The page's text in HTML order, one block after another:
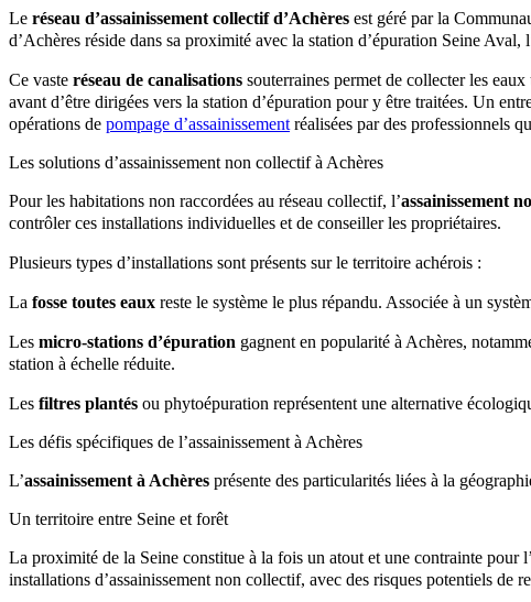
Le réseau d’assainissement collectif d’Achères est géré par la
d’Achères réside dans sa proximité avec la station d’épuration Seine
Ce vaste réseau de canalisations souterraines permet de collecter les
avant d’être dirigées vers la station d’épuration pour y être traitées. Un
opérations de pompage d’assainissement réalisées par des professionnels
Les solutions d’assainissement non collectif à Achères
Pour les habitations non raccordées au réseau collectif, l’assainissement
contrôler ces installations individuelles et de conseiller les propriétaires.
Plusieurs types d’installations sont présents sur le territoire achérois :
La fosse toutes eaux reste le système le plus répandu. Associée à un
Les micro-stations d’épuration gagnent en popularité à Achères,
station à échelle réduite.
Les filtres plantés ou phytoépuration représentent une alternative
Les défis spécifiques de l’assainissement à Achères
L’assainissement à Achères présente des particularités liées à la
Un territoire entre Seine et forêt
La proximité de la Seine constitue à la fois un atout et une contrainte pour l’
installations d’assainissement non collectif, avec des risques potentiels de